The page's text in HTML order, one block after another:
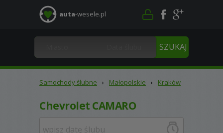
auta-wesele.pl
Samochody ślubne › Małopolskie › Kraków
Chevrolet CAMARO